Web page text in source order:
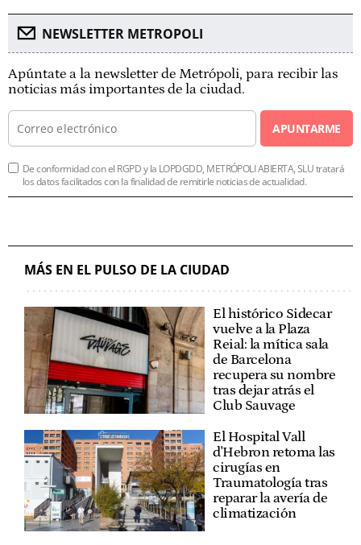
NEWSLETTER METROPOLI
Apúntate a la newsletter de Metrópoli, para recibir las
noticias más importantes de la ciudad.
APUNTARME
De conformidad con el RGPD y la LOPDGDD, METRÓPOLI ABIERTA, SLU tratará
los datos facilitados con la finalidad de remitirle noticias de actualidad.
MÁS EN EL PULSO DE LA CIUDAD
El histórico Sidecar
vuelve a la Plaza
Reial: la mítica sala
de Barcelona
recupera su nombre
tras dejar atrás el
Club Sauvage
El Hospital Vall
d'Hebron retoma las
cirugías en
Traumatología tras
reparar la avería de
climatización